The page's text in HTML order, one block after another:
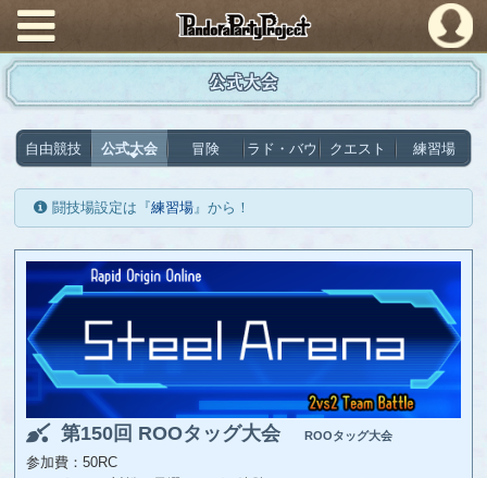
PandoraPartyProject
公式大会
自由競技 公式大会 冒険 ラド・バウ クエスト 練習場
闘技場設定は『練習場』から！
第150回 ROOタッグ大会 ROOタッグ大会
参加費：50RC